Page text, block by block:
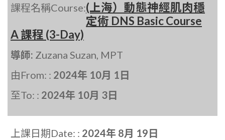
課程名稱Course:(上海）動態神經肌肉穩
定術 DNS Basic Course
A 課程 (3-Day)
導師: Zuzana Suzan, MPT
由From: : 2024年 10月 1日
至To: : 2024年 10月 3日
上課日期Date: : 2024年 8月 19日